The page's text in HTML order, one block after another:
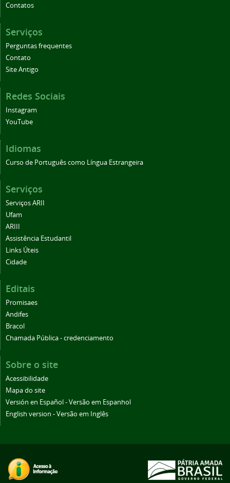
Contatos
Serviços
Perguntas frequentes
Contato
Site Antigo
Redes Sociais
Instagram
YouTube
Idiomas
Curso de Português como Língua Estrangeira
Serviços
Serviços ARII
Ufam
ARIII
Assistência Estudantil
Links Úteis
Cidade
Editais
Promisaes
Andifes
Bracol
Chamada Pública - credenciamento
Sobre o site
Acessibilidade
Mapa do site
Versión en Español - Versão em Espanhol
English version - Versão em Inglês